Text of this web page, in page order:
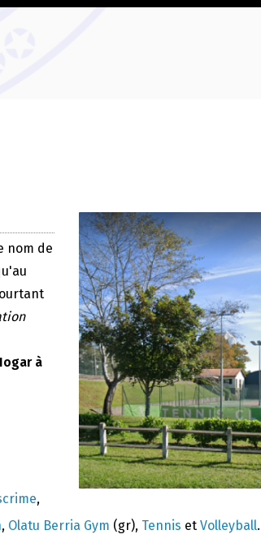
nom de
à
,
, Olatu Berria Gym (gr), Tennis et Volleyball.